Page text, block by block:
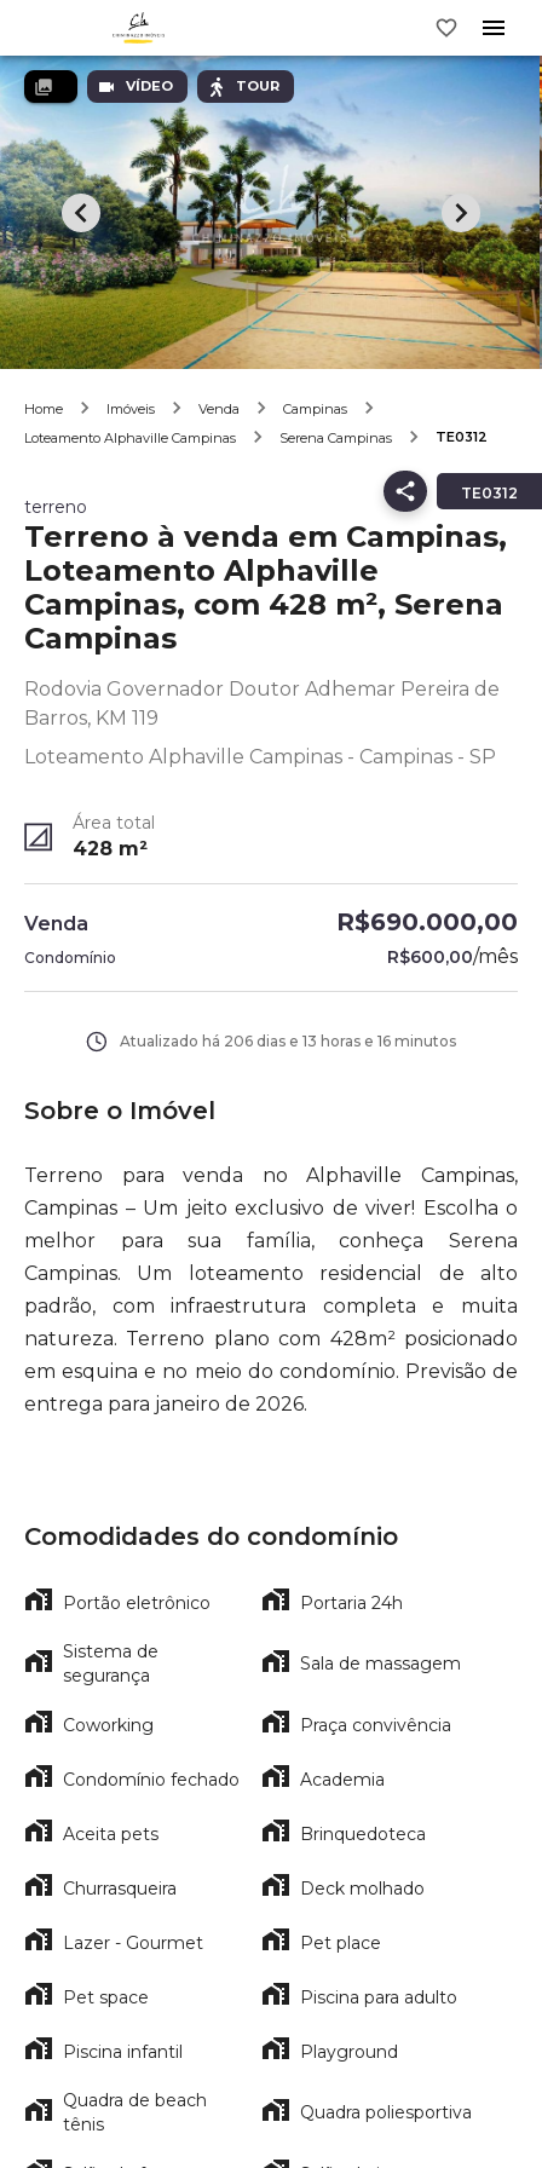
VÍDEO TOUR
Home Imóveis Venda
Campinas
Loteamento Alphaville Campinas
Serena Campinas TE0312
TE0312
terreno
Terreno à venda em Campinas,
Loteamento Alphaville
Campinas, com 428 m², Serena
Campinas
Rodovia Governador Doutor Adhemar Pereira de
Barros, KM 119
Loteamento Alphaville Campinas - Campinas - SP
Área total
428 m²
Venda R$690.000,00
Condomínio R$600,00/mês
Atualizado há 206 dias e 13 horas e 16 minutos
Sobre o Imóvel
Terreno para venda no Alphaville Campinas,
Campinas – Um jeito exclusivo de viver! Escolha o
melhor para sua família, conheça Serena
Campinas. Um loteamento residencial de alto
padrão, com infraestrutura completa e muita
natureza. Terreno plano com 428m² posicionado
em esquina e no meio do condomínio. Previsão de
entrega para janeiro de 2026.
Comodidades do condomínio
Portão eletrônico Portaria 24h
Sistema de
segurança
Sala de massagem
Coworking Praça convivência
Condomínio fechado Academia
Aceita pets Brinquedoteca
Churrasqueira Deck molhado
Lazer - Gourmet Pet place
Pet space Piscina para adulto
Piscina infantil Playground
Quadra de beach
tênis
Quadra poliesportiva